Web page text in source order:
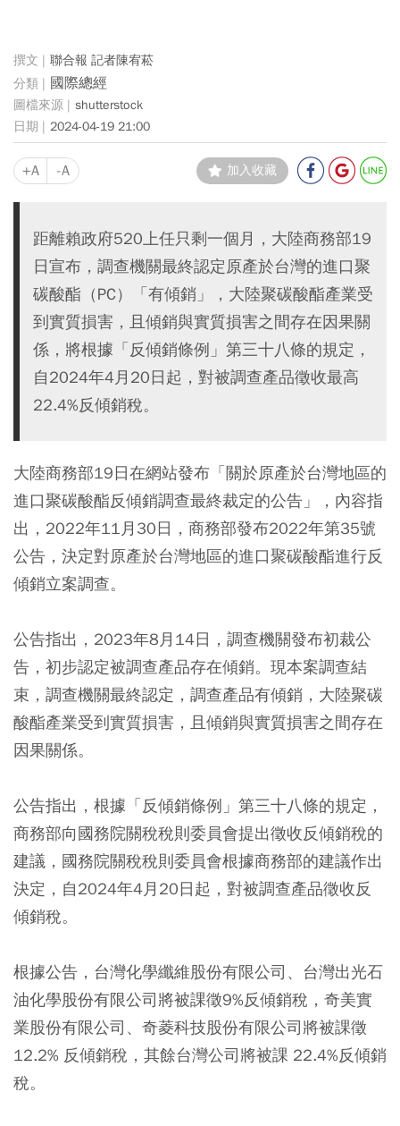
聯合報 記者陳宥菘
國際總經
shutterstock
2024-04-19 21:00
+A -A 加入收藏
距離賴政府520上任只剩一個月，大陸商務部19
日宣布，調查機關最終認定原產於台灣的進口聚
碳酸酯（PC）「有傾銷」，大陸聚碳酸酯產業受
到實質損害，且傾銷與實質損害之間存在因果關
係，將根據「反傾銷條例」第三十八條的規定，
自2024年4月20日起，對被調查產品徵收最高
22.4%反傾銷稅。
大陸商務部19日在網站發布「關於原產於台灣地區的
進口聚碳酸酯反傾銷調查最終裁定的公告」，內容指
出，2022年11月30日，商務部發布2022年第35號
公告，決定對原產於台灣地區的進口聚碳酸酯進行反
傾銷立案調查。
公告指出，2023年8月14日，調查機關發布初裁公
告，初步認定被調查產品存在傾銷。現本案調查結
束，調查機關最終認定，調查產品有傾銷，大陸聚碳
酸酯產業受到實質損害，且傾銷與實質損害之間存在
因果關係。
公告指出，根據「反傾銷條例」第三十八條的規定，
商務部向國務院關稅稅則委員會提出徵收反傾銷稅的
建議，國務院關稅稅則委員會根據商務部的建議作出
決定，自2024年4月20日起，對被調查產品徵收反
傾銷稅。
根據公告，台灣化學纖維股份有限公司、台灣出光石
油化學股份有限公司將被課徵9%反傾銷稅，奇美實
業股份有限公司、奇菱科技股份有限公司將被課徵
12.2% 反傾銷稅，其餘台灣公司將被課 22.4%反傾銷
稅。